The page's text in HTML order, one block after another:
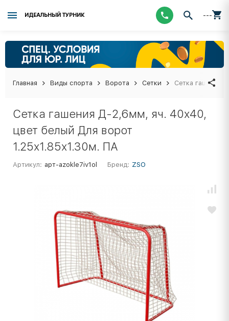
ИДЕАЛЬНЫЙ ТУРНИК ---
Главная Виды спорта Ворота Сетки Сетка гашения
Сетка гашения Д-2,6мм, яч. 40x40,
цвет белый Для ворот
1.25x1.85x1.30м. ПА
Артикул: арт-azokle7iv1ol Бренд: ZSO